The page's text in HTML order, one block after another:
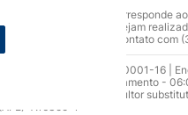
em um invólucro
laminado deve ser
o prazo de
obtido.
que o seu site oficial corresponde
que não sejam
gentileza entrar em contato com
S.A | CNPJ: 17.256.512.0001-16 |
Horário de funcionamento -
– CRF 52.584 - Consultor
7.16355-1